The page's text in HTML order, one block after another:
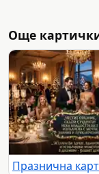
Още